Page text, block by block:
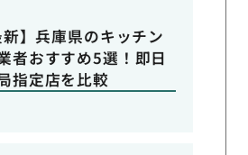
新】兵庫県のキッチン
者おすすめ5選！即日
指定店を比較